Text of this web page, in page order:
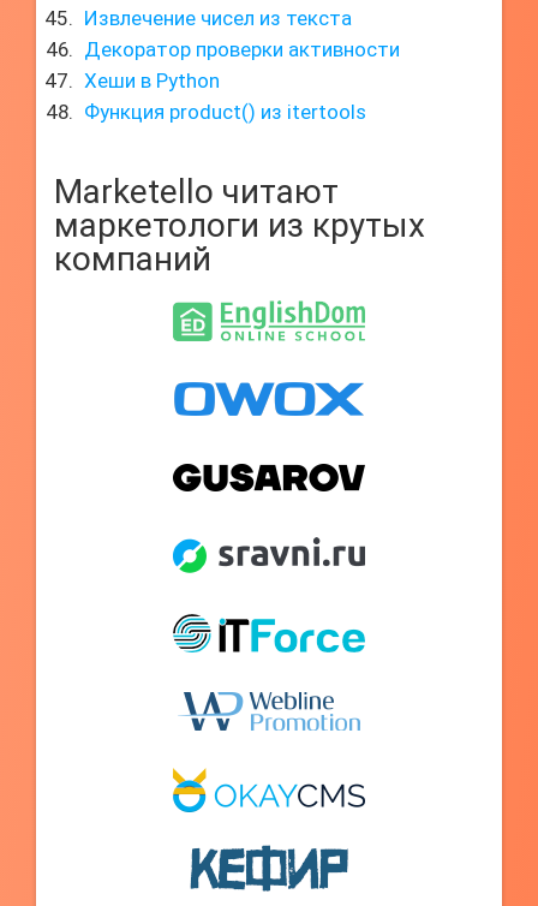
Извлечение чисел из текста
Декоратор проверки активности
Хеши в Python
Функция product() из itertools
Marketello читают
маркетологи из крутых
компаний